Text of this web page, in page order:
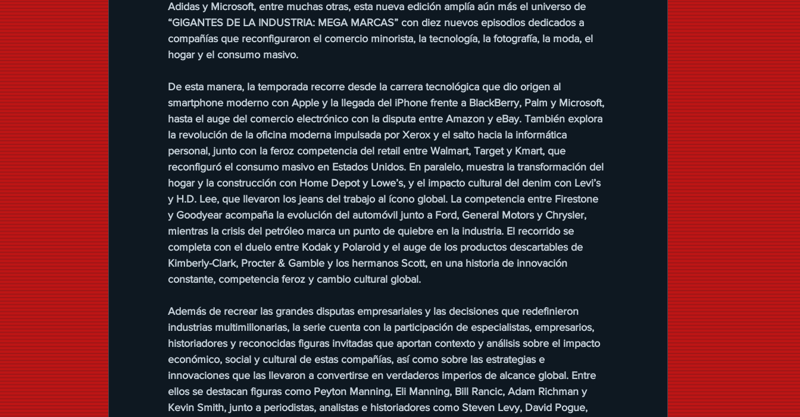
Adidas y Microsoft, entre muchas otras, esta nueva edición amplía aún más el universo de
“GIGANTES DE LA INDUSTRIA: MEGA MARCAS” con diez nuevos episodios dedicados a
compañías que reconfiguraron el comercio minorista, la tecnología, la fotografía, la moda, el
hogar y el consumo masivo.
De esta manera, la temporada recorre desde la carrera tecnológica que dio origen al
smartphone moderno con Apple y la llegada del iPhone frente a BlackBerry, Palm y Microsoft,
hasta el auge del comercio electrónico con la disputa entre Amazon y eBay. También explora
la revolución de la oficina moderna impulsada por Xerox y el salto hacia la informática
personal, junto con la feroz competencia del retail entre Walmart, Target y Kmart, que
reconfiguró el consumo masivo en Estados Unidos. En paralelo, muestra la transformación del
hogar y la construcción con Home Depot y Lowe’s, y el impacto cultural del denim con Levi’s
y H.D. Lee, que llevaron los jeans del trabajo al ícono global. La competencia entre Firestone
y Goodyear acompaña la evolución del automóvil junto a Ford, General Motors y Chrysler,
mientras la crisis del petróleo marca un punto de quiebre en la industria. El recorrido se
completa con el duelo entre Kodak y Polaroid y el auge de los productos descartables de
Kimberly-Clark, Procter & Gamble y los hermanos Scott, en una historia de innovación
constante, competencia feroz y cambio cultural global.
Además de recrear las grandes disputas empresariales y las decisiones que redefinieron
industrias multimillonarias, la serie cuenta con la participación de especialistas, empresarios,
historiadores y reconocidas figuras invitadas que aportan contexto y análisis sobre el impacto
económico, social y cultural de estas compañías, así como sobre las estrategias e
innovaciones que las llevaron a convertirse en verdaderos imperios de alcance global. Entre
ellos se destacan figuras como Peyton Manning, Eli Manning, Bill Rancic, Adam Richman y
Kevin Smith, junto a periodistas, analistas e historiadores como Steven Levy, David Pogue,